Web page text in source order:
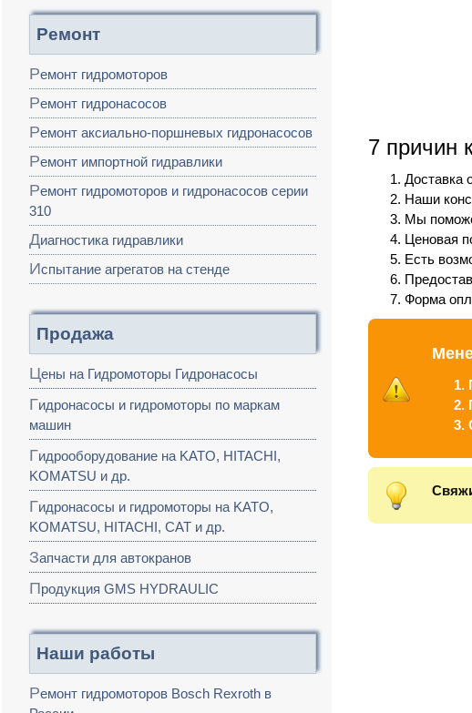
7 причин
Доставка
Наши
Мы
Ценовая
Есть
Форма
Ремонт
Ремонт гидромоторов
Ремонт гидронасосов
Ремонт аксиально-поршневых гидронасосов
Ремонт импортной гидравлики
Ремонт гидромоторов и гидронасосов серии
310
Диагностика гидравлики
Испытание агрегатов на стенде
Продажа
Цены на Гидромоторы Гидронасосы
Гидронасосы и гидромоторы по маркам
машин
Гидрооборудование на KATO, HITACHI,
KOMATSU и др.
Гидронасосы и гидромоторы на KATO,
KOMATSU, HITACHI, CAT и др.
Запчасти для автокранов
Продукция GMS HYDRAULIC
Наши работы
Ремонт гидромоторов Bosch Rexroth в